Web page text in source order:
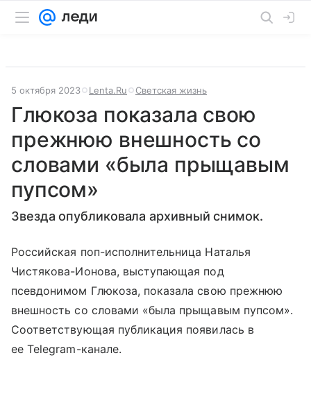
5 октября 2023 Lenta.Ru Светская жизнь
Глюкоза показала свою
прежнюю внешность со
словами «была прыщавым
пупсом»
Звезда опубликовала архивный снимок.
Российская поп-исполнительница Наталья
Чистякова-Ионова, выступающая под
псевдонимом Глюкоза, показала свою прежнюю
внешность со словами «была прыщавым пупсом».
Соответствующая публикация появилась в
ее Telegram-канале.